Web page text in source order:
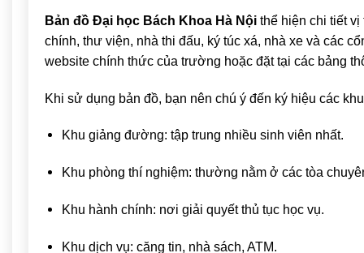
Bản đồ Đại học Bách Khoa Hà Nội thể hiện chi tiết
chính, thư viện, nhà thi đấu, ký túc xá, nhà xe và các
website chính thức của trường hoặc đặt tại các bảng
Khi sử dụng bản đồ, bạn nên chú ý đến ký hiệu các
Khu giảng đường: tập trung nhiều sinh viên nhất.
Khu phòng thí nghiệm: thường nằm ở các tòa
Khu hành chính: nơi giải quyết thủ tục học vụ.
Khu dịch vụ: căng tin, nhà sách, ATM.